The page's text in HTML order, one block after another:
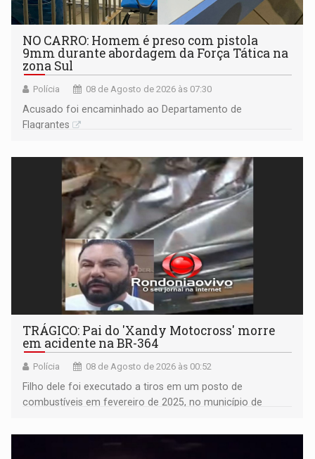
NO CARRO: Homem é preso com pistola
9mm durante abordagem da Força Tática na
zona Sul
Polícia 08 de Agosto de 2026 às 07:30
Acusado foi encaminhado ao Departamento de
Flagrantes
TRÁGICO: Pai do 'Xandy Motocross' morre
em acidente na BR-364
Polícia 08 de Agosto de 2026 às 00:52
Filho dele foi executado a tiros em um posto de
combustíveis em fevereiro de 2025, no município de